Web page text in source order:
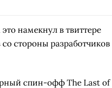
намекнул в твиттере
стороны разработчиков
спин-офф The Last of